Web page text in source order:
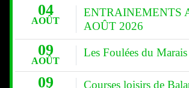
04
AOÛT
ENTRAINEMENTS
AOÛT 2026
09
AOÛT
Les Foulées du Marais
09 Courses loisirs de